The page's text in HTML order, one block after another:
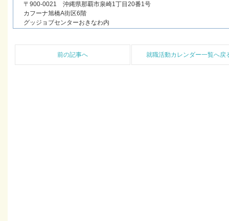
〒900-0021 沖縄県那覇市泉崎1丁目20番1号
カフーナ旭橋A街区6階
グッジョブセンターおきなわ内
前の記事へ 就職活動カレンダー一覧へ戻